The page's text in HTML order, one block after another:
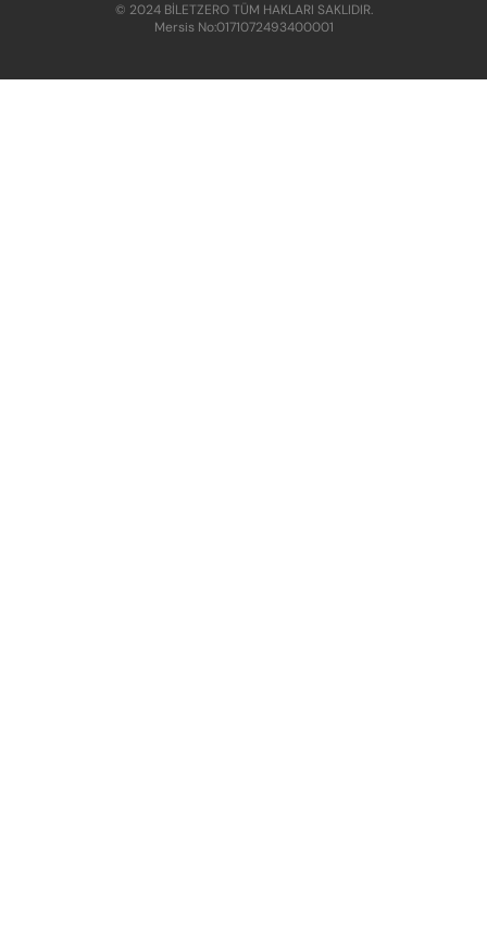
© 2024 BİLETZERO TÜM HAKLARI SAKLIDIR.
Mersis No:0171072493400001